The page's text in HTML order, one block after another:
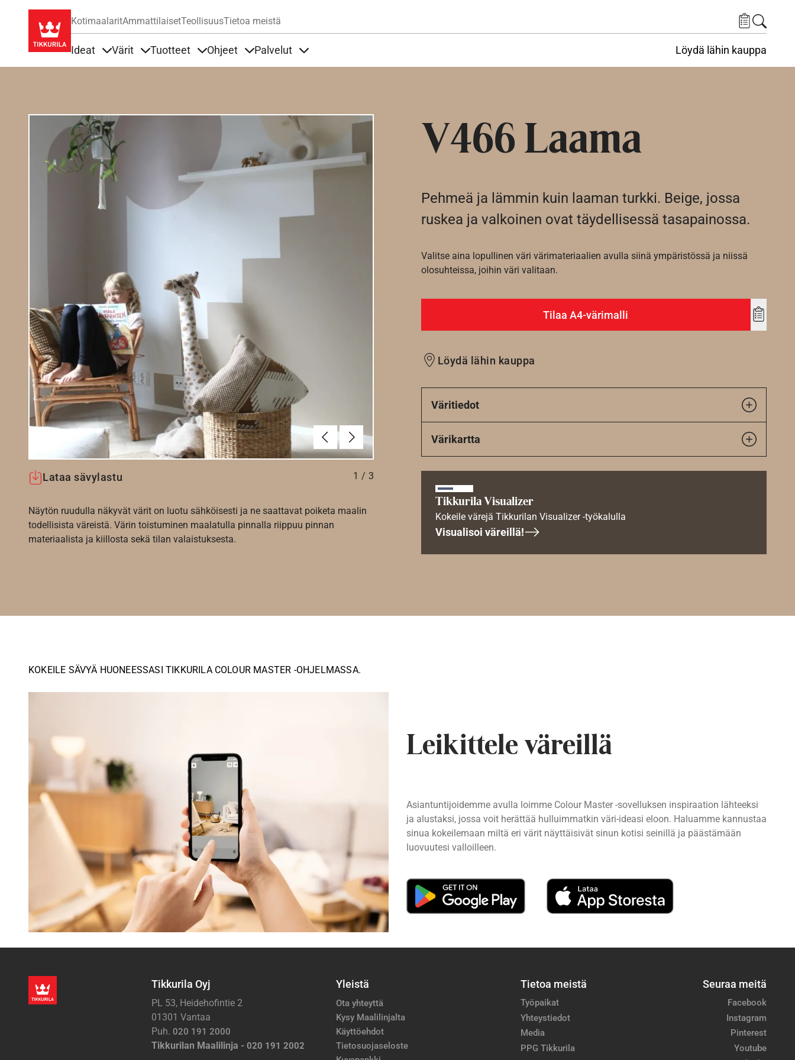
KotimaalaritAmmattilaisetTeollisuusTietoa meistä
Ideat Värit Tuotteet Ohjeet Palvelut Löydä lähin kauppa
V466 Laama
EdellinenSeuraava
Lataa sävylastu 1 / 3
Näytön ruudulla näkyvät värit on luotu sähköisesti ja ne saattavat poiketa maalin
todellisista väreistä. Värin toistuminen maalatulla pinnalla riippuu pinnan
materiaalista ja kiillosta sekä tilan valaistuksesta.
Pehmeä ja lämmin kuin laaman turkki. Beige, jossa
ruskea ja valkoinen ovat täydellisessä tasapainossa.
Valitse aina lopullinen väri värimateriaalien avulla siinä ympäristössä ja niissä
olosuhteissa, joihin väri valitaan.
Tilaa A4-värimalli
Add
Löydä lähin kauppa
Väritiedot
Värikartta
Tikkurila Visualizer
Kokeile värejä Tikkurilan Visualizer -työkalulla
Visualisoi väreillä!
KOKEILE SÄVYÄ HUONEESSASI TIKKURILA COLOUR MASTER -OHJELMASSA.
Leikittele väreillä
Asiantuntijoidemme avulla loimme Colour Master -sovelluksen inspiraation lähteeksi
ja alustaksi, jossa voit herättää hulluimmatkin väri-ideasi eloon. Haluamme kannustaa
sinua kokeilemaan miltä eri värit näyttäisivät sinun kotisi seinillä ja päästämään
luovuutesi valloilleen.
Tikkurila Oyj
PL 53, Heidehofintie 2
01301 Vantaa
Puh. 020 191 2000
Tikkurilan Maalilinja - 020 191 2002
Yleistä
Ota yhteyttä
Kysy Maalilinjalta
Käyttöehdot
Tietosuojaseloste
Tietoa meistä
Työpaikat
Yhteystiedot
Media
PPG Tikkurila
Seuraa meitä
Facebook
Instagram
Pinterest
Youtube